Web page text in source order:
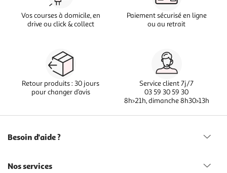
Vos courses à domicile, en
drive ou click & collect
Paiement sécurisé en ligne
ou au retrait
Retour produits : 30 jours
pour changer d’avis
Service client 7j/7
03 59 30 59 30
8h>21h, dimanche 8h30>13h
Besoin d'aide ?
Nos services